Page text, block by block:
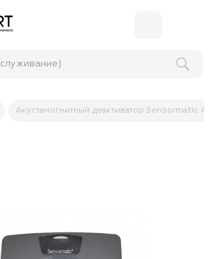
Акустамогнитный деактиватор Sensormatic